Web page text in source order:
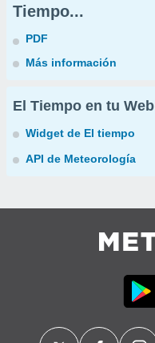
Tiempo...
PDF
Más información
El Tiempo en tu Web
Widget de El tiempo
API de Meteorología